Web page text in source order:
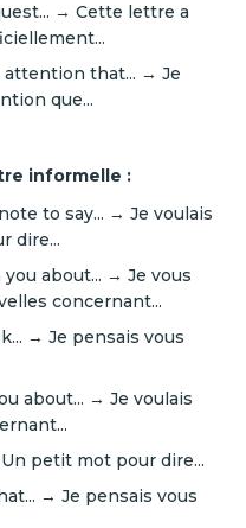
→ Cette lettre a
that... → Je
que...
informelle :
to say... → Je voulais
dire...
about... → Je vous
concernant...
→ Je pensais vous
about... → Je voulais
petit mot pour dire...
→ Je pensais vous